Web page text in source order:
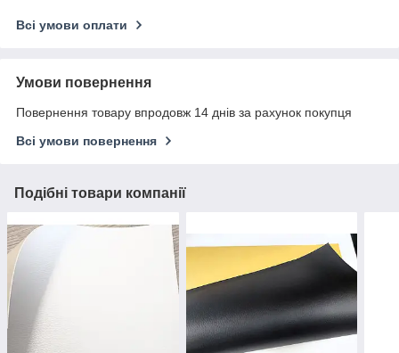
Всі умови оплати
Умови повернення
Повернення товару впродовж 14 днів за рахунок покупця
Всі умови повернення
Подібні товари компанії